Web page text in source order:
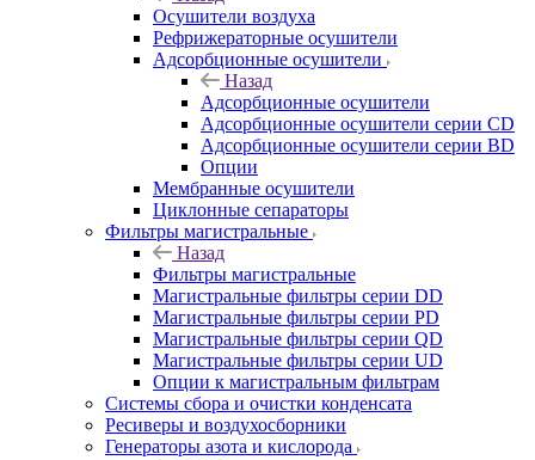
Осушители воздуха
Рефрижераторные осушители
Адсорбционные осушители
Назад
Адсорбционные осушители
Адсорбционные осушители серии CD
Адсорбционные осушители серии BD
Опции
Мембранные осушители
Циклонные сепараторы
Фильтры магистральные
Назад
Фильтры магистральные
Магистральные фильтры серии DD
Магистральные фильтры серии PD
Магистральные фильтры серии QD
Магистральные фильтры серии UD
Опции к магистральным фильтрам
Системы сбора и очистки конденсата
Ресиверы и воздухосборники
Генераторы азота и кислорода